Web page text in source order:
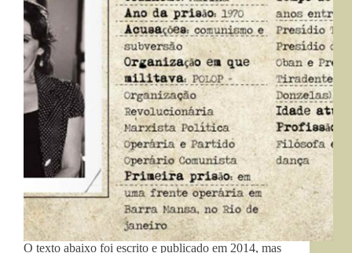
O texto abaixo foi escrito e publicado em 2014, mas